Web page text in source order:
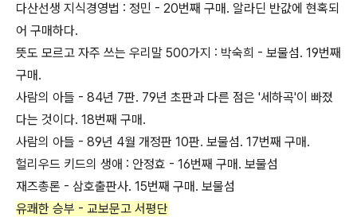
다산선생 지식경영법 : 정민 - 20번째 구매. 알라딘 반값에 현혹되
어 구매하다.
뜻도 모르고 자주 쓰는 우리말 500가지 : 박숙희 - 보물섬. 19번째
구매.
사람의 아들 - 84년 7판. 79년 초판과 다른 점은 '세하곡'이 빠졌
다는 것이다. 18번째 구매.
사람의 아들 - 89년 4월 개정판 10판. 보물섬. 17번째 구매.
헐리우드 키드의 생애 : 안정효 - 16번째 구매. 보물섬
재즈총론 - 삼호출판사. 15번째 구매. 보물섬
유쾌한 승부 - 교보문고 서평단